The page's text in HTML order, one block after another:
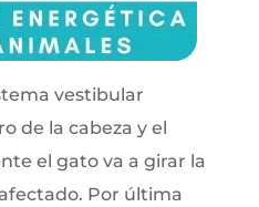
vestibular
de la cabeza y el
el gato va a girar la
Por última